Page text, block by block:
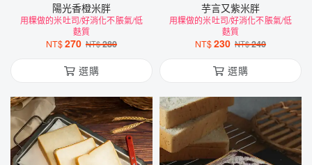
陽光香橙米胖
用粿做的米吐司/好消化不脹氣/低
麩質
NT$270 NT$280
選購
芋言又紫米胖
用粿做的米吐司/好消化不脹氣/低
麩質
NT$230 NT$240
選購